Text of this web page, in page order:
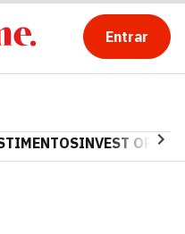
Entrar
INVEST OPINA